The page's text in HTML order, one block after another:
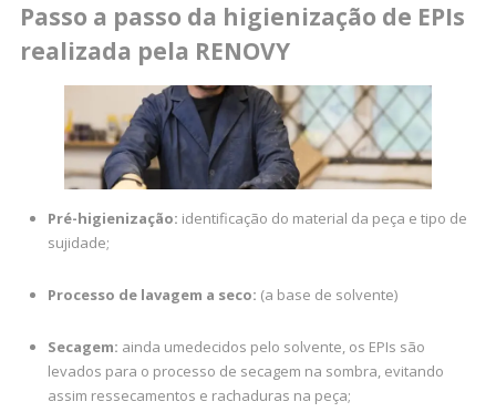
Passo a passo da higienização de EPIs
realizada pela RENOVY
Pré-higienização: identificação do material da peça e tipo de
sujidade;
Processo de lavagem a seco: (a base de solvente)
Secagem: ainda umedecidos pelo solvente, os EPIs são
levados para o processo de secagem na sombra, evitando
assim ressecamentos e rachaduras na peça;